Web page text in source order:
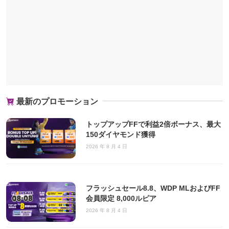
最新のプロモーション
トップアップFFで利益2倍ボーナス、最大
150ダイヤモンド獲得
2026 年 8 月 4 日
フラッシュセール8.8、WDP MLおよびFF
会員限定 8,000ルピア
2026 年 8 月 4 日